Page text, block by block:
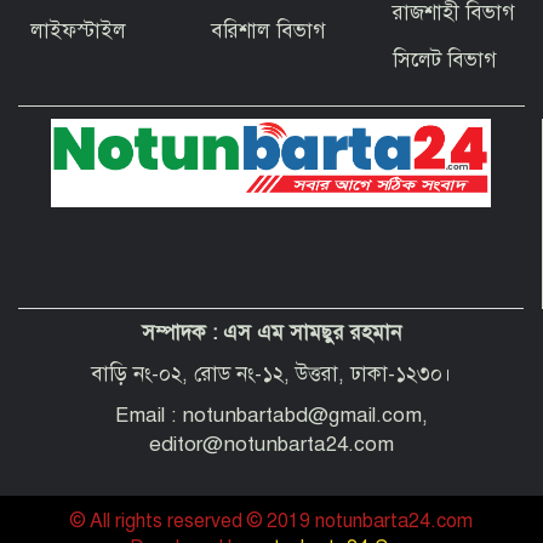
বাগেরহাটের ফকিরহাটে শেষ মুহূর্তে ব্যস্ত সময়
পার করছেন কামারশিল্পীরা
দেশবাসীকে প্রধানমন্ত্রীর ঈদুল আজহার
শুভেচ্ছা
“অপরাধী যেই হোক, তার কোনো ছাড় নয়”—
বাগেরহাটের নবাগত পুলিশ সুপার
লাইফস্টাইল
বরিশাল বিভাগ
রাজশাহী বিভাগ
সিলেট বিভাগ
সম্পাদক : এস এম সামছুর রহমান
বাড়ি নং-০২, রোড নং-১২, উত্তরা, ঢাকা-১২৩০।
Email : notunbartabd@gmail.com,
editor@notunbarta24.com
© All rights reserved © 2019 notunbarta24.com